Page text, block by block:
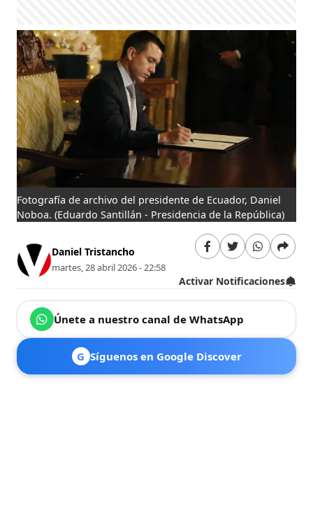
Fotografía de archivo del presidente de Ecuador, Daniel
Noboa. (Eduardo Santillán - Presidencia de la República)
Daniel Tristancho
martes, 28 abril 2026 - 22:58
Activar Notificaciones
Únete a nuestro canal de WhatsApp
G Síguenos en Google Discover